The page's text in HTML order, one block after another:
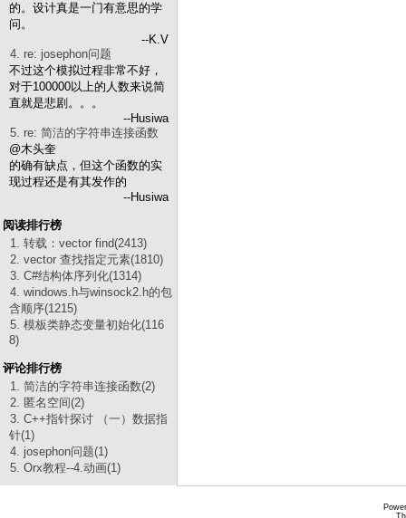
的。设计真是一门有意思的学
问。
--K.V
4. re: josephon问题
不过这个模拟过程非常不好，
对于100000以上的人数来说简
直就是悲剧。。。
--Husiwa
5. re: 简洁的字符串连接函数
@木头奎
的确有缺点，但这个函数的实
现过程还是有其发作的
--Husiwa
阅读排行榜
1. 转载：vector find(2413)
2. vector 查找指定元素(1810)
3. C#结构体序列化(1314)
4. windows.h与winsock2.h的包
含顺序(1215)
5. 模板类静态变量初始化(116
8)
评论排行榜
1. 简洁的字符串连接函数(2)
2. 匿名空间(2)
3. C++指针探讨 （一）数据指
针(1)
4. josephon问题(1)
5. Orx教程--4.动画(1)